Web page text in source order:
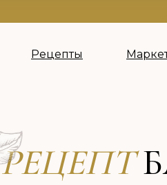
Рецепты
РЕЦЕПТ